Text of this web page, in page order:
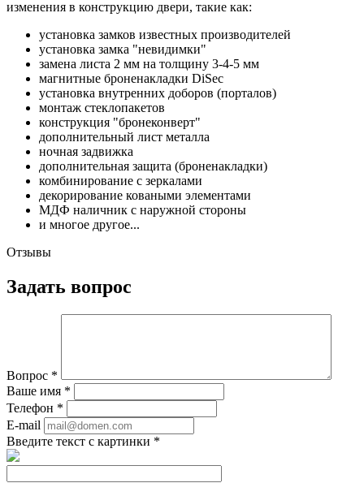
изменения в конструкцию двери, такие как:
установка замков известных производителей
установка замка "невидимки"
замена листа 2 мм на толщину 3-4-5 мм
магнитные броненакладки DiSec
установка внутренних доборов (порталов)
монтаж стеклопакетов
конструкция "бронеконверт"
дополнительный лист металла
ночная задвижка
дополнительная защита (броненакладки)
комбинирование с зеркалами
декорирование коваными элементами
МДФ наличник с наружной стороны
и многое другое...
Отзывы
Задать вопрос
Вопрос *
Ваше имя *
Телефон *
E-mail
Введите текст с картинки *